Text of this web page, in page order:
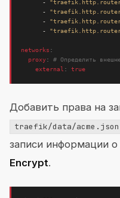
-
-
-
-
networks :
proxy:
# Определить
external : true
Добавить права на
traefik/data/acme.json
записи информации о
Encrypt.